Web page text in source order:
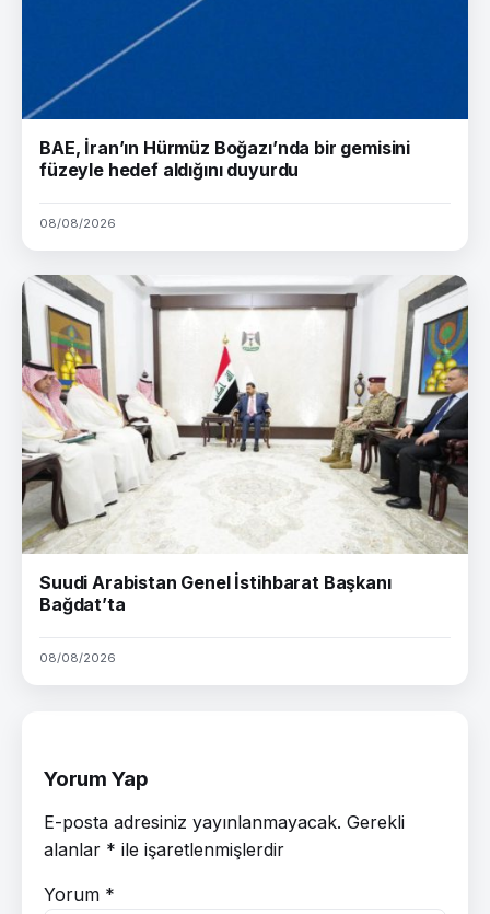
BAE, İran’ın Hürmüz Boğazı’nda bir gemisini
füzeyle hedef aldığını duyurdu
08/08/2026
Suudi Arabistan Genel İstihbarat Başkanı
Bağdat’ta
08/08/2026
Yorum Yap
E-posta adresiniz yayınlanmayacak. Gerekli
alanlar * ile işaretlenmişlerdir
Yorum *